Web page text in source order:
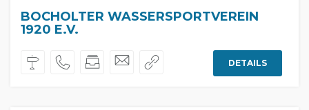
BOCHOLTER WASSERSPORTVEREIN
1920 E.V.
DETAILS